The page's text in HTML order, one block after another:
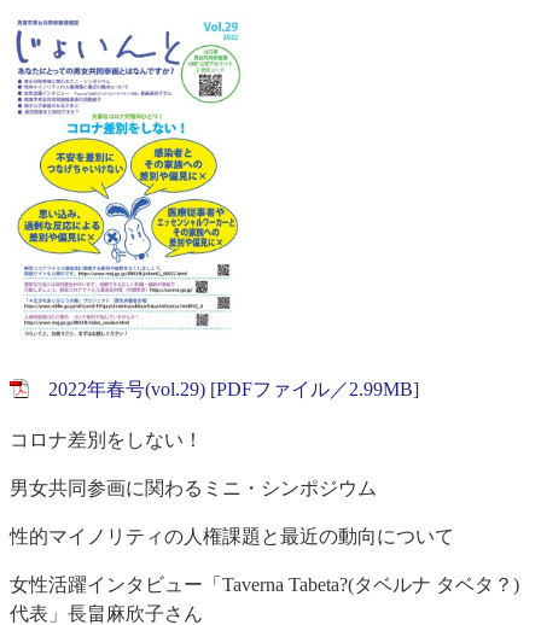
2022年春号(vol.29) [PDFファイル／2.99MB]
コロナ差別をしない！
男女共同参画に関わるミニ・シンポジウム
性的マイノリティの人権課題と最近の動向について
女性活躍インタビュー「Taverna Tabeta?(タベルナ タベタ？)
代表」長畠麻欣子さん